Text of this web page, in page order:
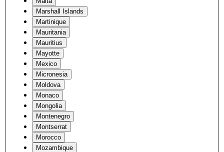
Marshall Islands
Martinique
Mauritania
Mauritius
Mayotte
Mexico
Micronesia
Moldova
Monaco
Mongolia
Montenegro
Montserrat
Morocco
Mozambique